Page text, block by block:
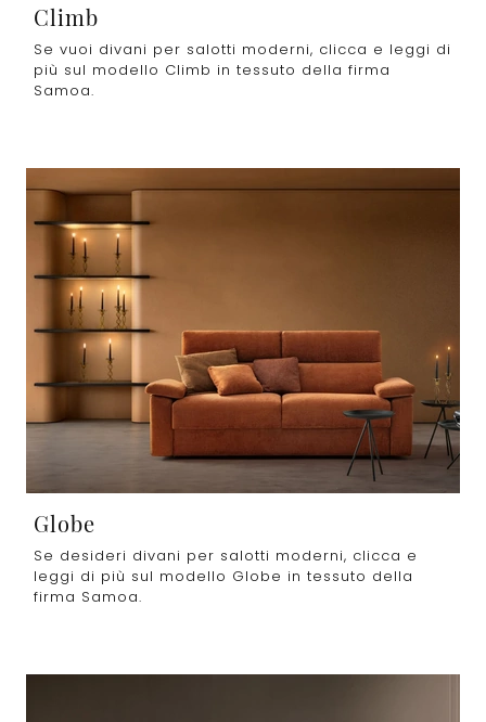
Climb
Se vuoi divani per salotti moderni, clicca e leggi di
più sul modello Climb in tessuto della firma
Samoa.
Globe
Se desideri divani per salotti moderni, clicca e
leggi di più sul modello Globe in tessuto della
firma Samoa.